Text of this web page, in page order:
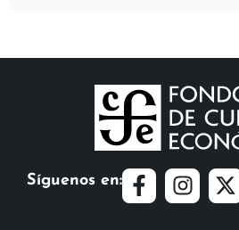
Síguenos en: